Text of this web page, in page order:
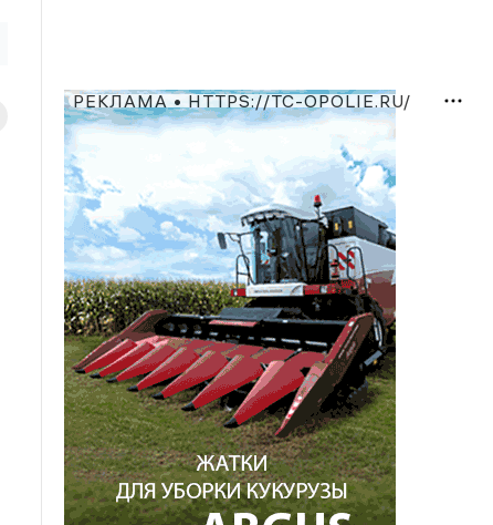
РЕКЛАМА • HTTPS://TC-OPOLIE.RU/